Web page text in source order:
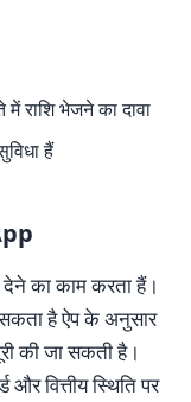
राशि भेजने का दावा
हैं
का काम करता हैं।
सकता है ऐप के अनुसार
की जा सकती है।
वित्तीय स्थिति पर